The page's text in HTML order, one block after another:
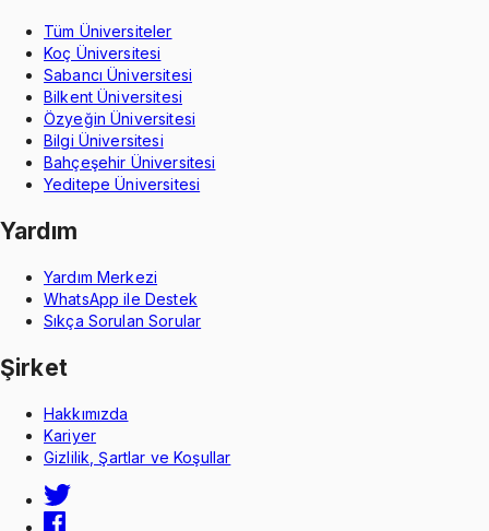
Tüm Üniversiteler
Koç Üniversitesi
Sabancı Üniversitesi
Bilkent Üniversitesi
Özyeğin Üniversitesi
Bilgi Üniversitesi
Bahçeşehir Üniversitesi
Yeditepe Üniversitesi
Yardım
Yardım Merkezi
WhatsApp ile Destek
Sıkça Sorulan Sorular
Şirket
Hakkımızda
Kariyer
Gizlilik, Şartlar ve Koşullar